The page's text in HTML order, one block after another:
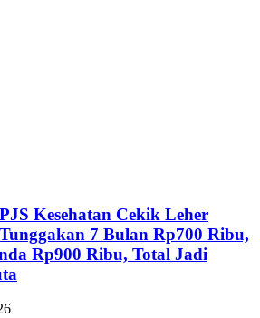
Kesehatan Cekik Leher
7 Bulan Rp700 Ribu,
Rp900 Ribu, Total Jadi